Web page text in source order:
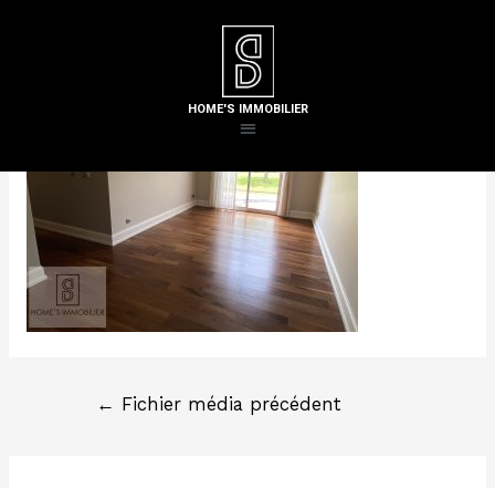
HOME'S IMMOBILIER
/ Par
← Fichier média précédent